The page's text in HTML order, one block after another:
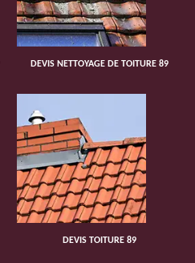
DEVIS NETTOYAGE DE TOITURE 89
DEVIS TOITURE 89